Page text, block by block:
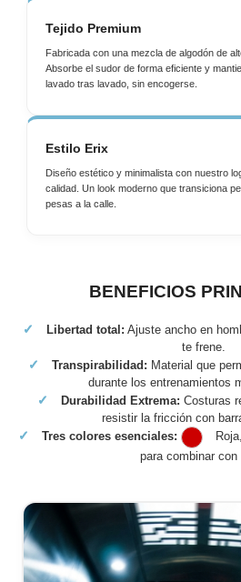
Tejido Premium
Fabricada con una mezcla de algodón de
Absorbe el sudor de forma eficiente y
lavado tras lavado, sin encogerse.
Estilo Erix
Diseño estético y minimalista con nuestro
calidad. Un look moderno que transiciona
pesas a la calle.
BENEFICIOS
✓ Libertad total: Ajuste ancho en
te frene.
✓ Transpirabilidad: Material que
durante los entrenamientos
✓ Durabilidad Extrema: Costuras
resistir la fricción con
✓ Tres colores esenciales: Roja,
para combinar con